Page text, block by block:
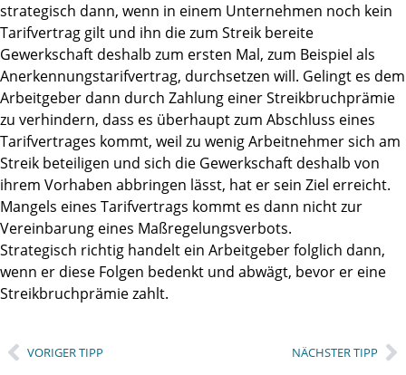
strategisch dann, wenn in einem Unternehmen noch kein
Tarifvertrag gilt und ihn die zum Streik bereite
Gewerkschaft deshalb zum ersten Mal, zum Beispiel als
Anerkennungstarifvertrag, durchsetzen will. Gelingt es dem
Arbeitgeber dann durch Zahlung einer Streikbruchprämie
zu verhindern, dass es überhaupt zum Abschluss eines
Tarifvertrages kommt, weil zu wenig Arbeitnehmer sich am
Streik beteiligen und sich die Gewerkschaft deshalb von
ihrem Vorhaben abbringen lässt, hat er sein Ziel erreicht.
Mangels eines Tarifvertrags kommt es dann nicht zur
Vereinbarung eines Maßregelungsverbots.
Strategisch richtig handelt ein Arbeitgeber folglich dann,
wenn er diese Folgen bedenkt und abwägt, bevor er eine
Streikbruchprämie zahlt.
VORIGER TIPP NÄCHSTER TIPP